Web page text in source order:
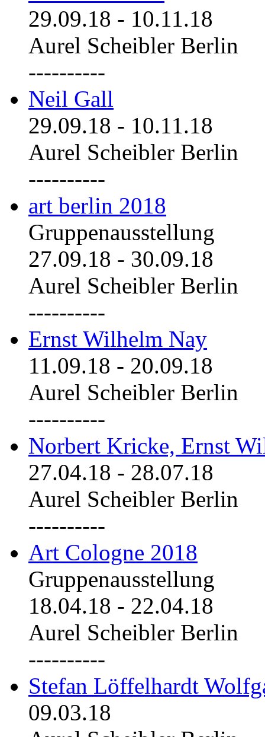
29.09.18 - 10.11.18
Aurel Scheibler Berlin
----------
Neil Gall
29.09.18 - 10.11.18
Aurel Scheibler Berlin
----------
art berlin 2018
Gruppenausstellung
27.09.18 - 30.09.18
Aurel Scheibler Berlin
----------
Ernst Wilhelm Nay
11.09.18 - 20.09.18
Aurel Scheibler Berlin
----------
Norbert Kricke, Ernst
27.04.18 - 28.07.18
Aurel Scheibler Berlin
----------
Art Cologne 2018
Gruppenausstellung
18.04.18 - 22.04.18
Aurel Scheibler Berlin
----------
Stefan Löffelhardt
09.03.18